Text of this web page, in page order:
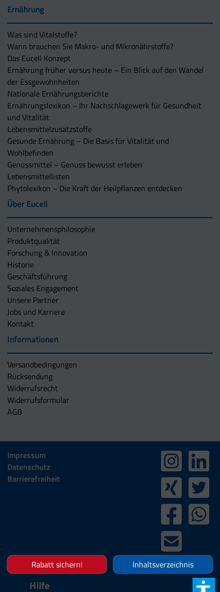
Ernährung
Was sind Vitalstoffe?
Wann brauchen Sie Makro- und Mikronährstoffe?
Das Eucell Konzept
Ernährung früher versus heute – Ein Blick auf den Wandel
der Essgewohnheiten
Nationale Ernährungsberichte
Ernährungslexikon – Ihr Nachschlagewerk für Gesundheit
und Vitalität
Lebensmittelzusatzstoffe
Gesunde Ernährung – Die Basis für Vitalität und
Wohlbefinden
Genussmittel – Genuss bewusst erleben
Lebensmittellisten
Phytolexikon – Die Kraft der Heilpflanzen entdecken
Über Eucell
Unternehmens­philosophie
Produktqualität
Forschung & Innovation
Historie
Geschäftsführung
Soziales Engagement
Unsere Partner
Jobs und Karriere
Kontakt
Informationen
Versandbedingungen
Rücksendung
Widerrufsrecht
Widerrufsformular
AGB
Impressum
Datenschutz
Barrierefreiheit
Rabatt sichern! Inhaltsverzeichnis
Hilfe